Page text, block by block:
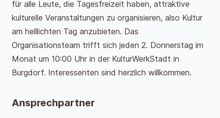
für alle Leute, die Tagesfreizeit haben, attraktive
kulturelle Veranstaltungen zu organisieren, also Kultur
am helllichten Tag anzubieten. Das
Organisationsteam trifft sich jeden 2. Donnerstag im
Monat um 10:00 Uhr in der KulturWerkStadt in
Burgdorf. Interessenten sind herzlich willkommen.
Ansprechpartner